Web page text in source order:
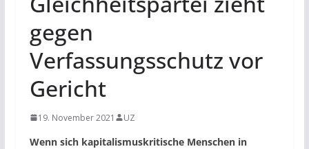
gegen
Verfassungsschutz vor
Gericht
19. November 2021 UZ
Wenn sich kapitalismuskritische Menschen in